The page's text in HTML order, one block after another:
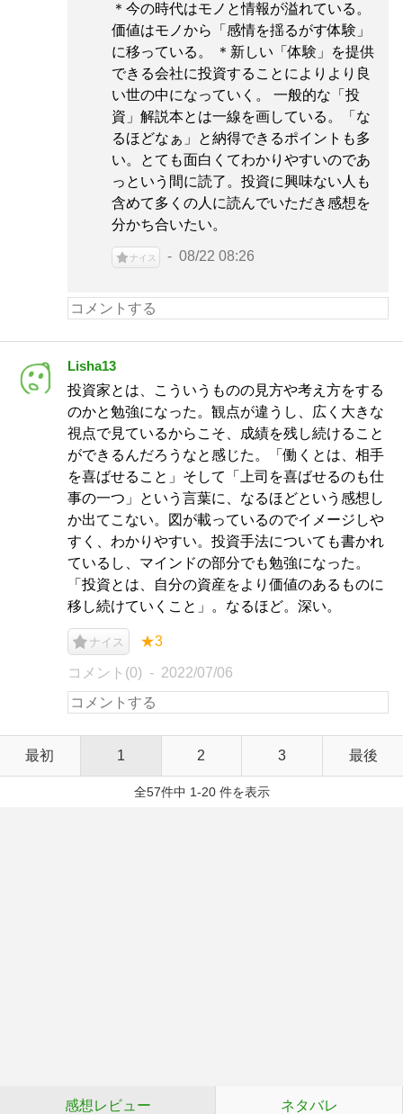
＊今の時代はモノと情報が溢れている。
価値はモノから「感情を揺るがす体験」
に移っている。 ＊新しい「体験」を提供
できる会社に投資することによりより良
い世の中になっていく。 一般的な「投
資」解説本とは一線を画している。「な
るほどなぁ」と納得できるポイントも多
い。とても面白くてわかりやすいのであ
っという間に読了。投資に興味ない人も
含めて多くの人に読んでいただき感想を
分かち合いたい。
ナイス 08/22 08:26
Lisha13
投資家とは、こういうものの見方や考え方をする
のかと勉強になった。観点が違うし、広く大きな
視点で見ているからこそ、成績を残し続けること
ができるんだろうなと感じた。「働くとは、相手
を喜ばせること」そして「上司を喜ばせるのも仕
事の一つ」という言葉に、なるほどという感想し
か出てこない。図が載っているのでイメージしや
すく、わかりやすい。投資手法についても書かれ
ているし、マインドの部分でも勉強になった。
「投資とは、自分の資産をより価値のあるものに
移し続けていくこと」。なるほど。深い。
ナイス ★3
コメント(0) 2022/07/06
最初 1 2 3 最後
全57件中 1-20 件を表示
感想レビュー ネタバレ